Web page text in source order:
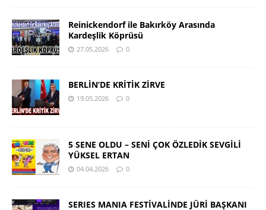
Reinickendorf ile Bakırköy Arasında
Kardeşlik Köprüsü
27.05.2026 0
BERLİN’DE KRİTİK ZİRVE
19.05.2026 0
5 SENE OLDU – SENİ ÇOK ÖZLEDİK SEVGİLİ
YÜKSEL ERTAN
04.04.2026 0
SERIES MANIA FESTİVALİNDE JÜRİ BAŞKANI